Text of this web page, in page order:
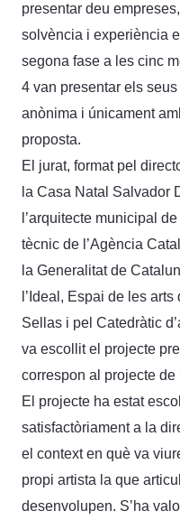
presentar deu
solvència i experiència
segona fase a les cinc
4 van presentar els
anònima i únicament
proposta.
El jurat, format pel
la Casa Natal Salvador
l’arquitecte municipal
tècnic de l’Agència
la Generalitat de
l’Ideal, Espai de les
Sellas i pel Catedràtic
va escollit el projecte
correspon al projecte de
El projecte ha estat
satisfactòriament a la
el context en què va
propi artista la que
desenvolupen. S’ha